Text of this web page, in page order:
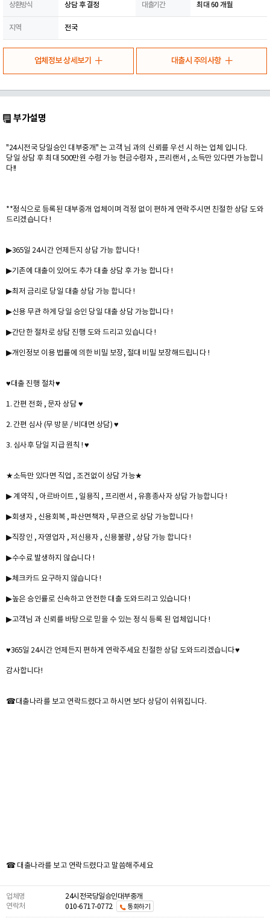
상환방식 상담 후 결정 대출기간 최대 60 개월
지역 전국
업체정보 상세보기 대출시 주의사항
부가설명
"24시전국 당일승인 대부중개" 는 고객 님 과의 신뢰를 우선 시 하는 업체 입니다.
당일 상담 후 최대 500만원 수령 가능 현금수령자 , 프리랜서 , 소득만 있다면 가능합니
다!!
**정식으로 등록된 대부중개 업체이며 걱정 없이 편하게 연락주시면 친절한 상담 도와
드리겠습니다 !
▶365일 24시간 언제든지 상담 가능 합니다 !
▶기존에 대출이 있어도 추가 대출 상담 후 가능 합니다 !
▶최저 금리로 당일 대출 상담 가능 합니다 !
▶신용 무관 하게 당일 승인 당일 대출 상담 가능합니다 !
▶간단한 절차로 상담 진행 도와 드리고 있습니다 !
▶개인정보 이용 법률에 의한 비밀 보장, 절대 비밀 보장해드립니다 !
♥대출 진행 절차♥
1. 간편 전화 , 문자 상담 ♥
2. 간편 심사 (무 방분 / 비대면 상담) ♥
3. 심사후 당일 지급 원칙 ! ♥
★소득만 있다면 직업 , 조건없이 상담 가능★
▶ 계약직 , 아르바이트 , 일용직 , 프리랜서 , 유흥종사자 상담 가능합니다 !
▶회생자 , 신용회복 , 파산면책자 , 무관으로 상담 가능합니다 !
▶직장인 , 자영업자 , 저신용자 , 신용불량 , 상담 가능 합니다 !
▶수수료 발생하지 않습니다 !
▶체크카드 요구하지 않습니다 !
▶높은 승인률로 신속하고 안전한 대출 도와드리고 있습니다 !
▶고객님 과 신뢰를 바탕으로 믿을 수 있는 정식 등록 된 업체입니다 !
♥365일 24시간 언제든지 편하게 연락주세요 친절한 상담 도와드리겠습니다♥
감사합니다!
☎대출나라를 보고 연락드렸다고 하시면 보다 상담이 쉬워집니다.
☎ 대출나라를 보고 연락드렸다고 말씀해주세요
업체명
24시전국당일승인대부중개
연락처
010-6717-0772 통화하기